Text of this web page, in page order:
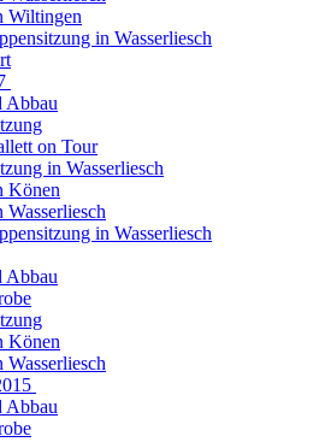
Wiltingen
in Wasserliesch
Abbau
on Tour
in Wasserliesch
Könen
in Wasserliesch
Abbau
Könen
Abbau